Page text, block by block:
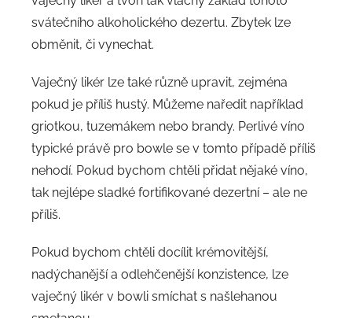
svátečního alkoholického dezertu. Zbytek lze
obměnit, či vynechat.
Vaječný likér lze také různě upravit, zejména
pokud je příliš hustý. Můžeme naředit například
griotkou, tuzemákem nebo brandy. Perlivé víno
typické právě pro bowle se v tomto případě příliš
nehodí. Pokud bychom chtěli přidat nějaké víno,
tak nejlépe sladké fortifikované dezertní – ale ne
příliš.
Pokud bychom chtěli docílit krémovitější,
nadýchanější a odlehčenější konzistence, lze
vaječný likér v bowli smíchat s našlehanou